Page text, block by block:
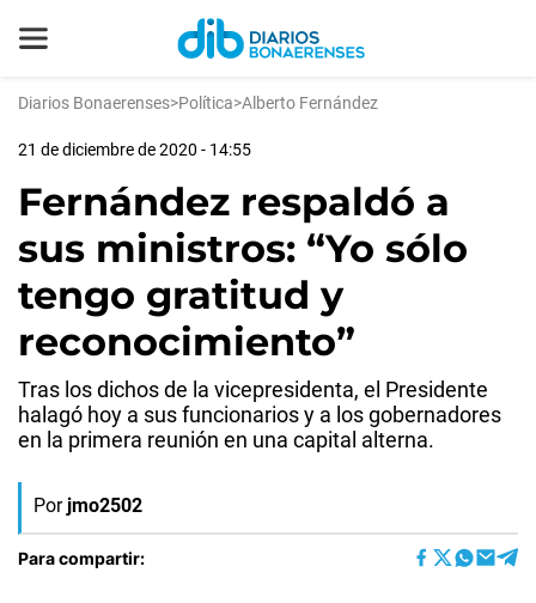
Diarios Bonaerenses>Política>Alberto Fernández
21 de diciembre de 2020 - 14:55
Fernández respaldó a
sus ministros: “Yo sólo
tengo gratitud y
reconocimiento”
Tras los dichos de la vicepresidenta, el Presidente
halagó hoy a sus funcionarios y a los gobernadores
en la primera reunión en una capital alterna.
Por jmo2502
Para compartir: